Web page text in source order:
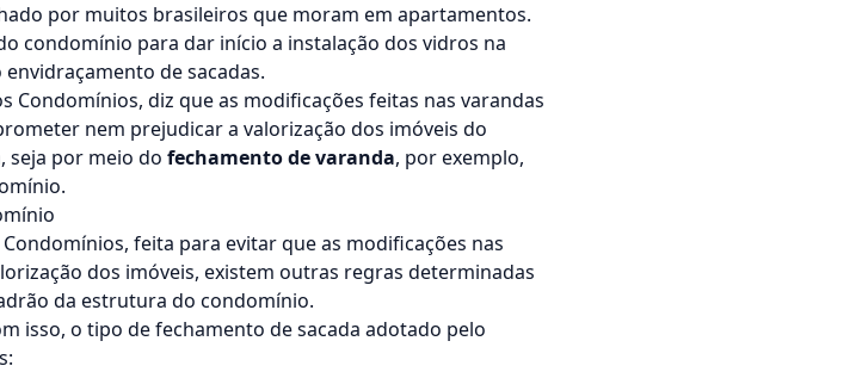
por muitos brasileiros que moram em apartamentos.
condomínio para dar início a instalação dos vidros na
envidraçamento de sacadas.
Condomínios, diz que as modificações feitas nas varandas
nem prejudicar a valorização dos imóveis do
seja por meio do fechamento de varanda, por exemplo,
feita para evitar que as modificações nas
dos imóveis, existem outras regras determinadas
da estrutura do condomínio.
isso, o tipo de fechamento de sacada adotado pelo